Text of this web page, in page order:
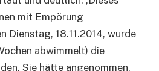
mit Empörung
Dienstag, 18.11.2014, wurde
abwimmelt) die
Sie hätte angenommen,